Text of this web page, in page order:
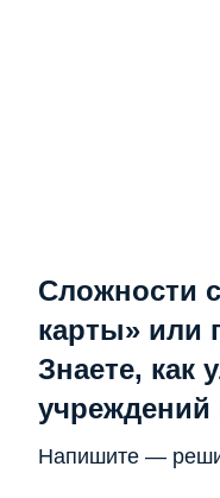
Сложности
карты» или
Знаете, как
учреждений
Напишите —